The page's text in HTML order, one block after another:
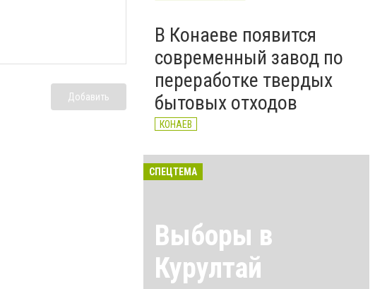
Добавить
В Конаеве появится
современный завод по
переработке твердых
бытовых отходов
КОНАЕВ
СПЕЦТЕМА
Выборы в
Курултай